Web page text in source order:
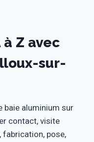
Z avec
sur-
baie aluminium sur
contact, visite
pose,